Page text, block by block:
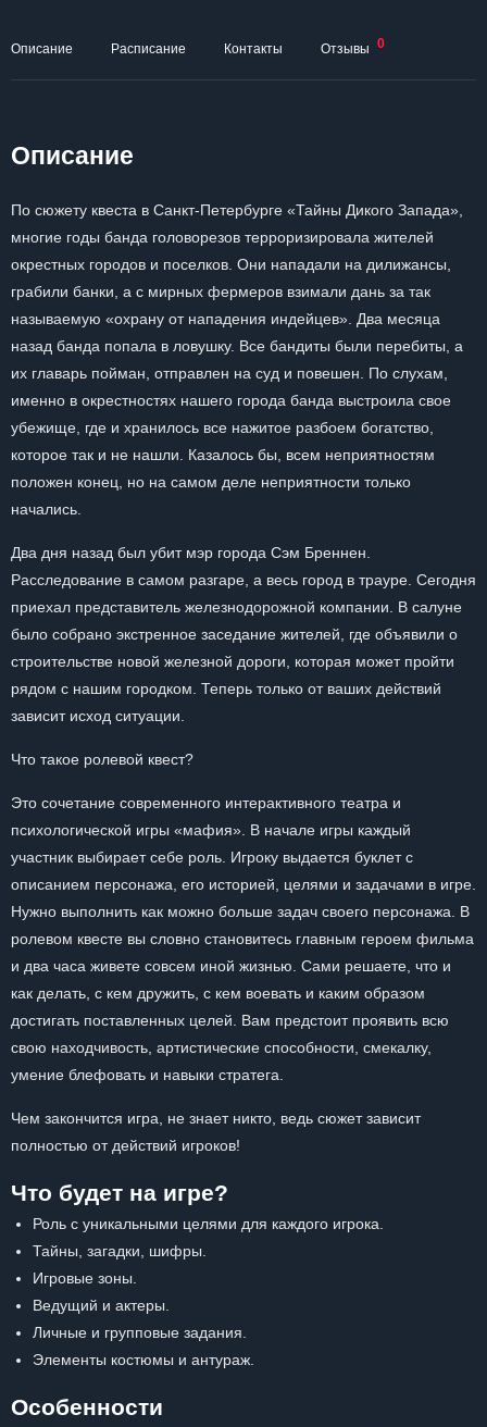
Описание Расписание Контакты Отзывы 0
Описание
По сюжету квеста в Санкт-Петербурге «Тайны Дикого Запада»,
многие годы банда головорезов терроризировала жителей
окрестных городов и поселков. Они нападали на дилижансы,
грабили банки, а с мирных фермеров взимали дань за так
называемую «охрану от нападения индейцев». Два месяца
назад банда попала в ловушку. Все бандиты были перебиты, а
их главарь пойман, отправлен на суд и повешен. По слухам,
именно в окрестностях нашего города банда выстроила свое
убежище, где и хранилось все нажитое разбоем богатство,
которое так и не нашли. Казалось бы, всем неприятностям
положен конец, но на самом деле неприятности только
начались.
Два дня назад был убит мэр города Сэм Бреннен.
Расследование в самом разгаре, а весь город в трауре. Сегодня
приехал представитель железнодорожной компании. В салуне
было собрано экстренное заседание жителей, где объявили о
строительстве новой железной дороги, которая может пройти
рядом с нашим городком. Теперь только от ваших действий
зависит исход ситуации.
Что такое ролевой квест?
Это сочетание современного интерактивного театра и
психологической игры «мафия». В начале игры каждый
участник выбирает себе роль. Игроку выдается буклет с
описанием персонажа, его историей, целями и задачами в игре.
Нужно выполнить как можно больше задач своего персонажа. В
ролевом квесте вы словно становитесь главным героем фильма
и два часа живете совсем иной жизнью. Сами решаете, что и
как делать, с кем дружить, с кем воевать и каким образом
достигать поставленных целей. Вам предстоит проявить всю
свою находчивость, артистические способности, смекалку,
умение блефовать и навыки стратега.
Чем закончится игра, не знает никто, ведь сюжет зависит
полностью от действий игроков!
Что будет на игре?
Роль с уникальными целями для каждого игрока.
Тайны, загадки, шифры.
Игровые зоны.
Ведущий и актеры.
Личные и групповые задания.
Элементы костюмы и антураж.
Особенности